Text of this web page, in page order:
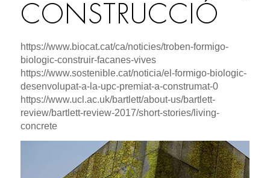
CONSTRUCCIÓ
https://www.biocat.cat/ca/noticies/troben-formigo-
biologic-construir-facanes-vives
https://www.sostenible.cat/noticia/el-formigo-biologic-
desenvolupat-a-la-upc-premiat-a-construmat-0
https://www.ucl.ac.uk/bartlett/about-us/bartlett-
review/bartlett-review-2017/short-stories/living-
concrete